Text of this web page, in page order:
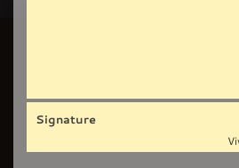
Signature